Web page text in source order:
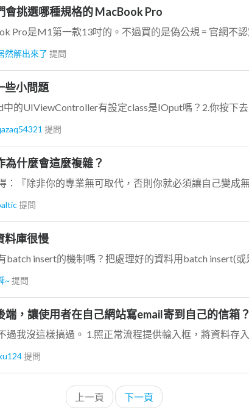
會挑選哪種規格的 MacBook Pro
然解出來了 提問
些小問題
提問
為什麼會這麼複雜？
提問
料庫很慢
~提問
端，讓使用者在自己網站寫email寄到自己的信箱？
提問
上一頁 下一頁